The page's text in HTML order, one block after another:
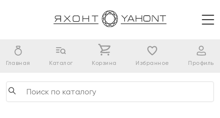
Главная Каталог Корзина Избранное Профиль